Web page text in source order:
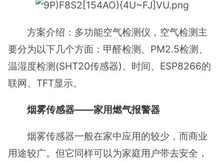
方案介绍：多功能空气检测仪，空气检测主
要分为以下几个方面：甲醛检测、PM2.5检测、
温湿度检测(SHT20传感器)、时间、ESP8266的
联网、TFT显示。
烟雾传感器——家用燃气报警器
烟雾传感器一般在家中应用的较少，而商业
用途较广。但它同样可以为家庭用户带去安全，